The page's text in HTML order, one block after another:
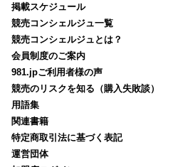
掲載スケジュール
競売コンシェルジュ一覧
競売コンシェルジュとは？
会員制度のご案内
981.jpご利用者様の声
競売のリスクを知る（購入失敗談）
用語集
関連書籍
特定商取引法に基づく表記
運営団体